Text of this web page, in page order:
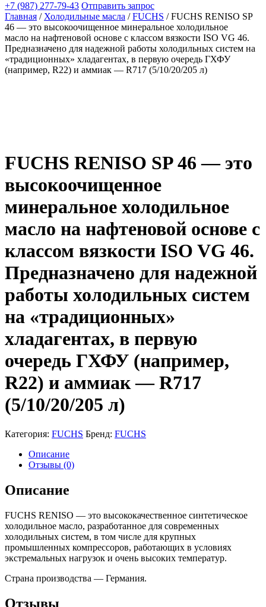
+7 (987) 277-79-43 Отправить запрос
Главная / Холодильные масла /FUCHS / FUCHS RENISO SP
46 — это высокоочищенное минеральное холодильное
масло на нафтеновой основе с классом вязкости ISO VG 46.
Предназначено для надежной работы холодильных систем на
«традиционных» хладагентах, в первую очередь ГХФУ
(например, R22) и аммиак — R717 (5/10/20/205 л)
FUCHS RENISO SP 46 — это
высокоочищенное
минеральное холодильное
масло на нафтеновой основе с
классом вязкости ISO VG 46.
Предназначено для надежной
работы холодильных систем
на «традиционных»
хладагентах, в первую
очередь ГХФУ (например,
R22) и аммиак — R717
(5/10/20/205 л)
Категория: FUCHS Бренд: FUCHS
Описание
Отзывы (0)
Описание
FUCHS RENISO — это высококачественное синтетическое
холодильное масло, разработанное для современных
холодильных систем, в том числе для крупных
промышленных компрессоров, работающих в условиях
экстремальных нагрузок и очень высоких температур.
Страна производства — Германия.
Отзывы